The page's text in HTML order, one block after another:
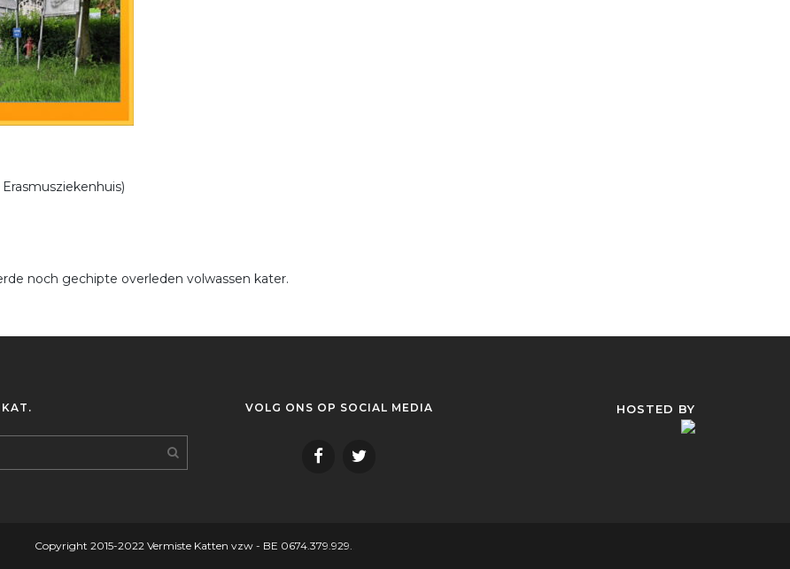
noch gechipte overleden volwassen kater.
VOLG ONS OP SOCIAL MEDIA HOSTED BY
Copyright 2015-2022 Vermiste Katten vzw - BE 0674.379.929.